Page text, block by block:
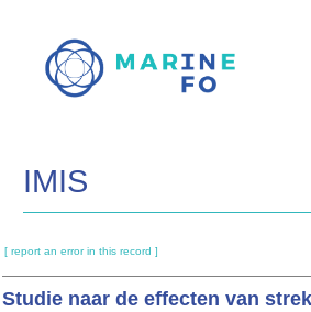
main
IMIS
[ report an error in this record ]
Studie naar de effecten van